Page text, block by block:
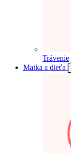
Trávenie
Matka a dieťa